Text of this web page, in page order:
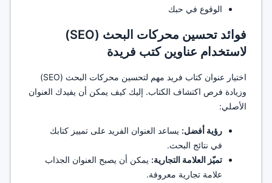
الوقوع في حبك
فوائد تحسين محركات البحث (SEO)
لاستخدام عناوين كتب فريدة
اختيار عنوان كتاب فريد مهم لتحسين محركات البحث (SEO)
وزيادة فرص اكتشاف الكتاب. إليك كيف يمكن أن يفيدك العنوان
الأصلي:
رؤية أفضل: يساعد العنوان الفريد على تمييز كتابك
في نتائج البحث.
تميّز العلامة التجارية: يمكن أن يصبح العنوان الجذاب
علامة تجارية معروفة.